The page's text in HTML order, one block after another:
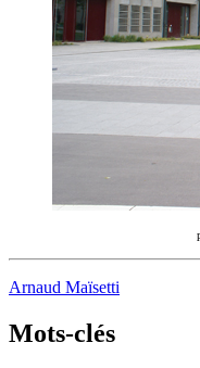
Arnaud Maïsetti
Mots-clés